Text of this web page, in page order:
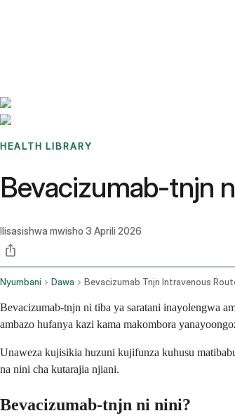
HEALTH LIBRARY
Bevacizumab-tnjn
Ilisasishwa mwisho 3 Aprili 2026
Nyumbani Dawa Bevacizumab Tnjn Intravenous
Bevacizumab-tnjn ni tiba ya saratani inayolengwa
ambazo hufanya kazi kama makombora
Unaweza kujisikia huzuni kujifunza kuhusu
na nini cha kutarajia njiani.
Bevacizumab-tnjn ni nini?